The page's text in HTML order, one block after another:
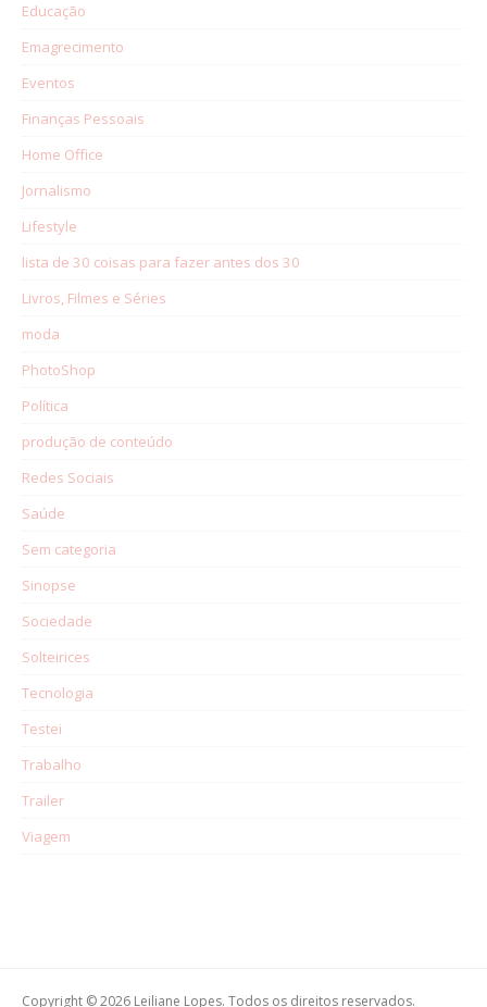
Educação
Emagrecimento
Eventos
Finanças Pessoais
Home Office
Jornalismo
Lifestyle
lista de 30 coisas para fazer antes dos 30
Livros, Filmes e Séries
moda
PhotoShop
Política
produção de conteúdo
Redes Sociais
Saúde
Sem categoria
Sinopse
Sociedade
Solteirices
Tecnologia
Testei
Trabalho
Trailer
Viagem
Copyright © 2026 Leiliane Lopes. Todos os direitos reservados.